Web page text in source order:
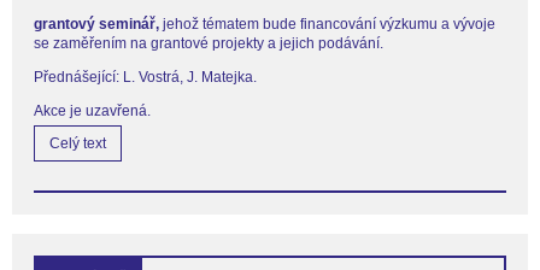
grantový seminář, jehož tématem bude financování výzkumu a vývoje
se zaměřením na grantové projekty a jejich podávání.
Přednášející: L. Vostrá, J. Matejka.
Akce je uzavřená.
Celý text